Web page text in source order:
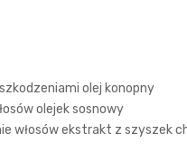
olej konopny
olejek sosnowy
włosów ekstrakt z szyszek